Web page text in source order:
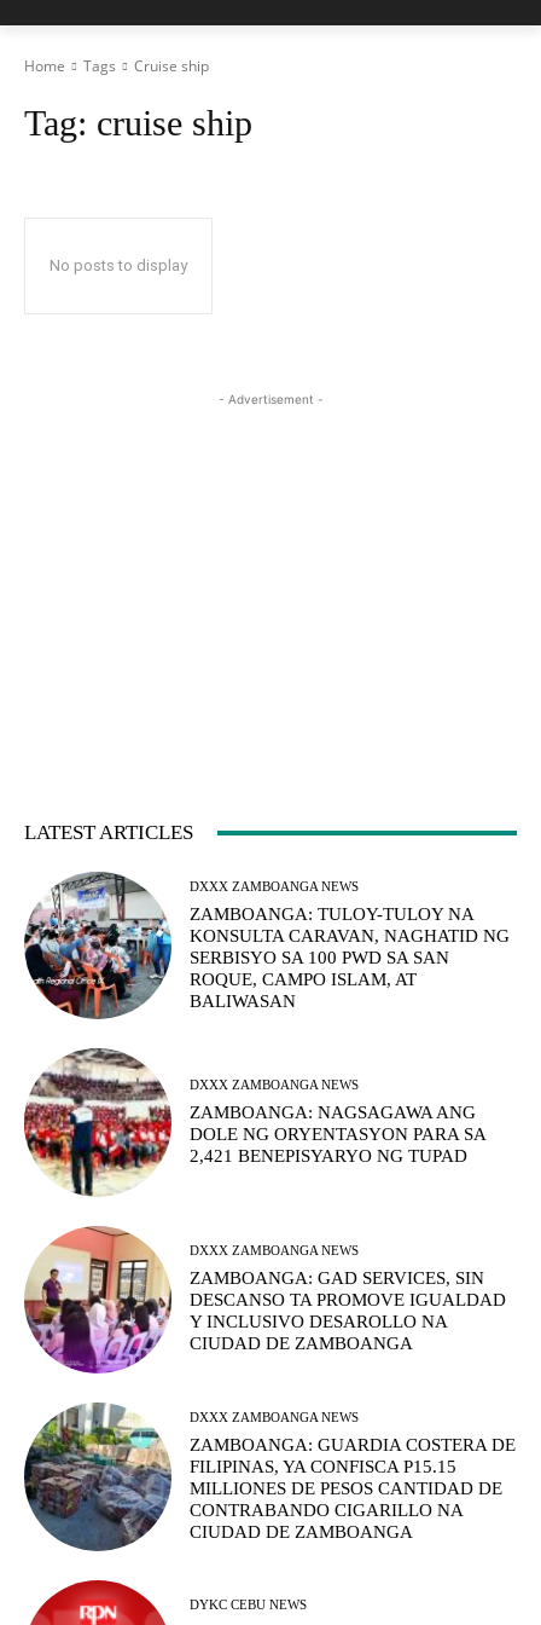
Home Tags Cruise ship
Tag: cruise ship
No posts to display
- Advertisement -
LATEST ARTICLES
DXXX ZAMBOANGA NEWS
ZAMBOANGA: TULOY-TULOY NA
KONSULTA CARAVAN, NAGHATID NG
SERBISYO SA 100 PWD SA SAN
ROQUE, CAMPO ISLAM, AT
BALIWASAN
DXXX ZAMBOANGA NEWS
ZAMBOANGA: NAGSAGAWA ANG
DOLE NG ORYENTASYON PARA SA
2,421 BENEPISYARYO NG TUPAD
DXXX ZAMBOANGA NEWS
ZAMBOANGA: GAD SERVICES, SIN
DESCANSO TA PROMOVE IGUALDAD
Y INCLUSIVO DESAROLLO NA
CIUDAD DE ZAMBOANGA
DXXX ZAMBOANGA NEWS
ZAMBOANGA: GUARDIA COSTERA DE
FILIPINAS, YA CONFISCA P15.15
MILLIONES DE PESOS CANTIDAD DE
CONTRABANDO CIGARILLO NA
CIUDAD DE ZAMBOANGA
DYKC CEBU NEWS